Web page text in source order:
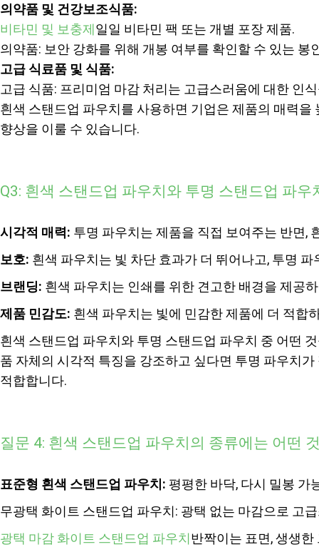
의약품 및 건강보조식품:
비타민 및 보충제일일 비타민 팩 또는 개별 포장 제품.
의약품: 보안 강화를 위해 개봉 여부를 확인할 수 있는 봉
고급 식료품 및 식품:
고급 식품: 프리미엄 마감 처리는 고급스러움에 대한 인
흰색 스탠드업 파우치를 사용하면 기업은 제품의 매력
향상을 이룰 수 있습니다.
Q3: 흰색 스탠드업 파우치와 투명 스탠드업 파
시각적 매력: 투명 파우치는 제품을 직접 보여주는 반면,
보호: 흰색 파우치는 빛 차단 효과가 더 뛰어나고, 투명
브랜딩: 흰색 파우치는 인쇄를 위한 견고한 배경을 제공
제품 민감도: 흰색 파우치는 빛에 민감한 제품에 더 적합
흰색 스탠드업 파우치와 투명 스탠드업 파우치 중 어떤
품 자체의 시각적 특징을 강조하고 싶다면 투명 파우치
적합합니다.
질문 4: 흰색 스탠드업 파우치의 종류에는 어떤
표준형 흰색 스탠드업 파우치: 평평한 바닥, 다시 밀봉 가
무광택 화이트 스탠드업 파우치: 광택 없는 마감으로 고
광택 마감 화이트 스탠드업 파우치반짝이는 표면, 생생한